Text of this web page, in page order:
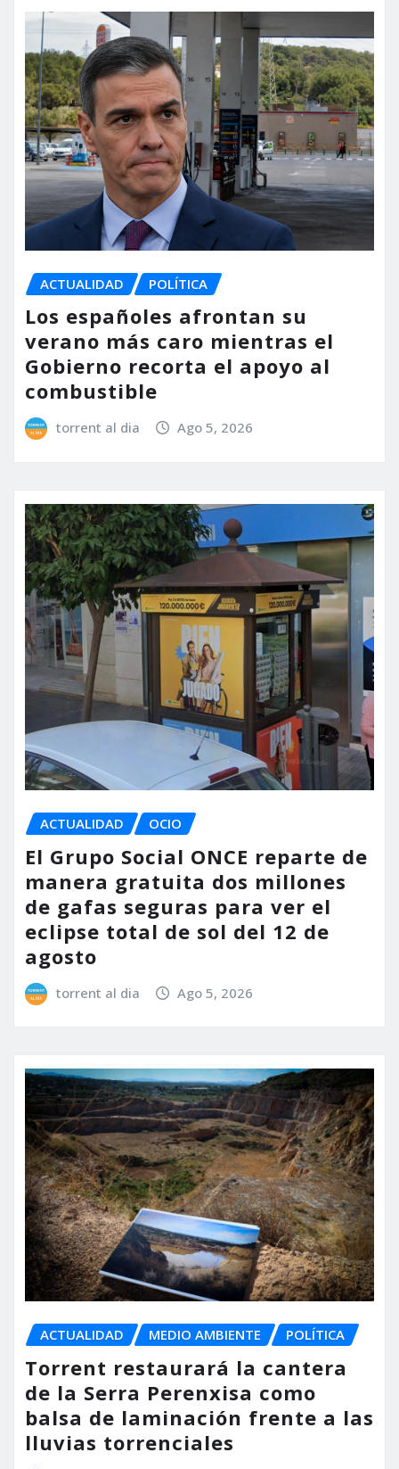
ACTUALIDAD POLÍTICA
Los españoles afrontan su
verano más caro mientras el
Gobierno recorta el apoyo al
combustible
torrent al dia Ago 5, 2026
ACTUALIDAD OCIO
El Grupo Social ONCE reparte de
manera gratuita dos millones
de gafas seguras para ver el
eclipse total de sol del 12 de
agosto
torrent al dia Ago 5, 2026
ACTUALIDAD MEDIO AMBIENTE POLÍTICA
Torrent restaurará la cantera
de la Serra Perenxisa como
balsa de laminación frente a las
lluvias torrenciales